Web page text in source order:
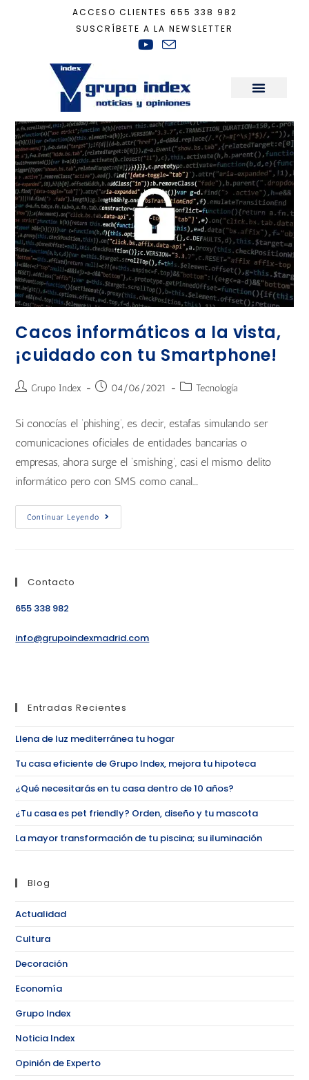
ACCESO CLIENTES 655 338 982
SUSCRÍBETE A LA NEWSLETTER
smishing
Cacos informáticos a la vista,
¡cuidado con tu Smartphone!
Grupo Index 04/06/2021 Tecnología
Si conocías el ‘phishing’, es decir, estafas simulando ser
comunicaciones oficiales de entidades bancarias o
empresas, ahora surge el ‘smishing’, casi el mismo delito
informático pero con SMS como canal.…
Continuar Leyendo
Contacto
655 338 982
info@grupoindexmadrid.com
Entradas Recientes
Llena de luz mediterránea tu hogar
Tu casa eficiente de Grupo Index, mejora tu hipoteca
¿Qué necesitarás en tu casa dentro de 10 años?
¿Tu casa es pet friendly? Orden, diseño y tu mascota
La mayor transformación de tu piscina; su iluminación
Blog
Actualidad
Cultura
Decoración
Economía
Grupo Index
Noticia Index
Opinión de Experto